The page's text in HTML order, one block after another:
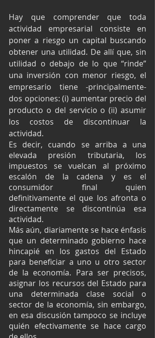
Hay que comprender que toda
actividad empresarial consiste en
poner a riesgo un capital buscando
obtener una utilidad. De allí que, sin
utilidad o debajo de lo que “rinde”
una inversión con menor riesgo, el
empresario tiene -principalmente-
dos opciones: (i) aumentar precio del
producto o del servicio o (ii) asumir
los costos de discontinuar la
actividad.
Es decir, cuando se arriba a una
elevada presión tributaria, los
impuestos se vuelcan al próximo
escalón de la cadena y es el
consumidor final quien
definitivamente el que los afronta o
directamente se discontinúa esa
actividad.
Más aún, diariamente se hace énfasis
que un determinado gobierno hace
hincapié en los gastos del Estado
para beneficiar a uno u otro sector
de la economía. Para ser precisos,
asignar los recursos del Estado para
una determinada clase social o
sector de la economía, sin embargo,
en esa discusión tampoco se incluye
quién efectivamente se hace cargo